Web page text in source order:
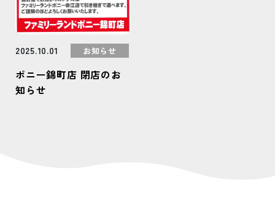
2025.10.01 お知らせ
ポニー錦町店 閉店のお
知らせ